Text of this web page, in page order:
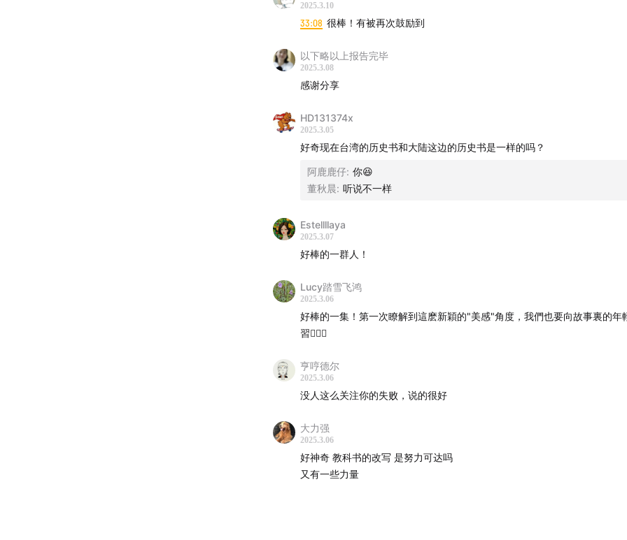
2025.3.10
33:08 很棒！有被再次鼓励到
以下略以上报告完毕
2025.3.08
感谢分享
HD131374x
2025.3.05
好奇现在台湾的历史书和大陆这边的历史书是一样的吗？
阿鹿鹿仔: 你😆
董秋晨: 听说不一样
Estellllaya
2025.3.07
好棒的一群人！
Lucy踏雪飞鸿
2025.3.06
好棒的一集！第一次瞭解到這麽新穎的"美感"角度，我們也要向故事裏的年
習🙋🏻‍♀️
亨哼德尔
2025.3.06
没人这么关注你的失败，说的很好
大力强
2025.3.06
好神奇 教科书的改写 是努力可达吗
又有一些力量